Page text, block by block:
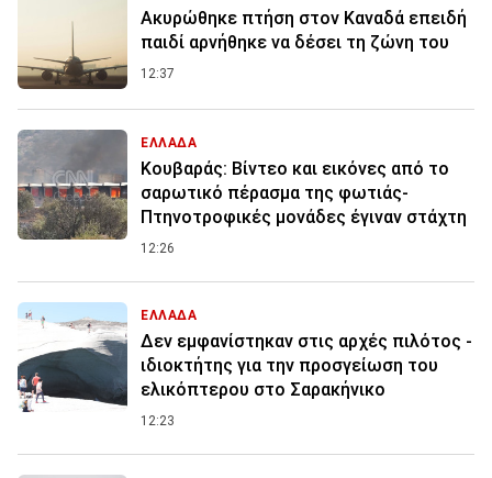
Ακυρώθηκε πτήση στον Καναδά επειδή
παιδί αρνήθηκε να δέσει τη ζώνη του
12:37
ΕΛΛΑΔΑ
Κουβαράς: Βίντεο και εικόνες από το
σαρωτικό πέρασμα της φωτιάς-
Πτηνοτροφικές μονάδες έγιναν στάχτη
12:26
ΕΛΛΑΔΑ
Δεν εμφανίστηκαν στις αρχές πιλότος -
ιδιοκτήτης για την προσγείωση του
ελικόπτερου στο Σαρακήνικο
12:23